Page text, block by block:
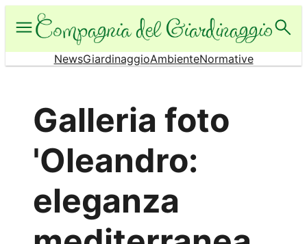
contenuto
NewsGiardinaggioAmbienteNormative
Galleria foto
'Oleandro:
eleganza